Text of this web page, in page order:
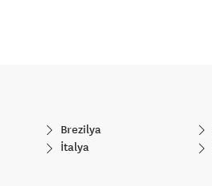
Brezilya
İtalya